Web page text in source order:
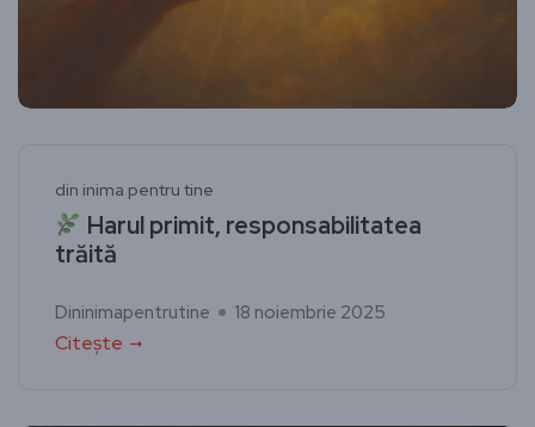
din inima pentru tine
Harul primit, responsabilitatea
trăită
Dininimapentrutine 18 noiembrie 2025
Citește